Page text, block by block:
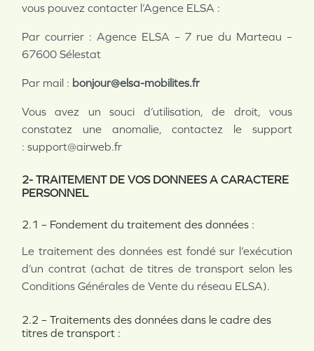
vous pouvez contacter l’Agence ELSA :
Par courrier : Agence ELSA – 7 rue du Marteau –
67600 Sélestat
Par mail : bonjour@elsa-mobilites.fr
Vous avez un souci d’utilisation, de droit, vous
constatez une anomalie, contactez le support
: support@airweb.fr
2- TRAITEMENT DE VOS DONNEES A CARACTERE
PERSONNEL
2.1 – Fondement du traitement des données :
Le traitement des données est fondé sur l’exécution
d’un contrat (achat de titres de transport selon les
Conditions Générales de Vente du réseau ELSA).
2.2 – Traitements des données dans le cadre des
titres de transport :